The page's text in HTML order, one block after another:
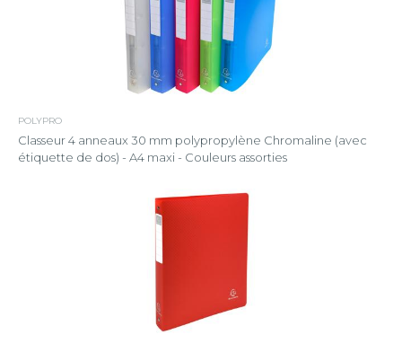
POLYPRO
Classeur 4 anneaux 30 mm polypropylène Chromaline (avec
étiquette de dos) - A4 maxi - Couleurs assorties